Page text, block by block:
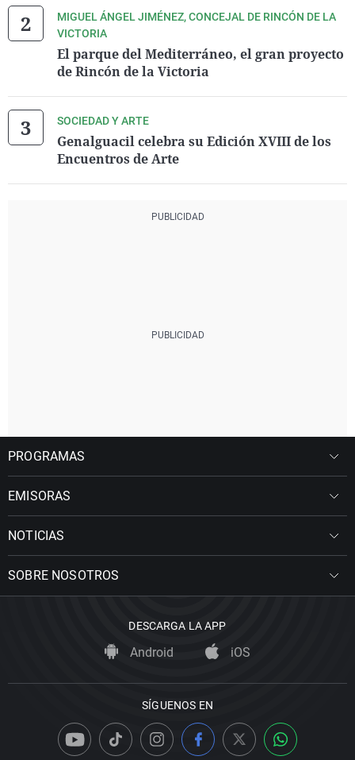
MIGUEL ÁNGEL JIMÉNEZ, CONCEJAL DE RINCÓN DE LA
VICTORIA
El parque del Mediterráneo, el gran proyecto
de Rincón de la Victoria
SOCIEDAD Y ARTE
Genalguacil celebra su Edición XVIII de los
Encuentros de Arte
PROGRAMAS
EMISORAS
NOTICIAS
SOBRE NOSOTROS
DESCARGA LA APP
Android iOS
SÍGUENOS EN